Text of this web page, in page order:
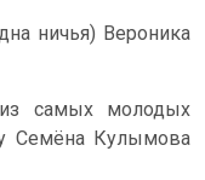
ничья) Вероника
самых молодых
Семёна Кулымова